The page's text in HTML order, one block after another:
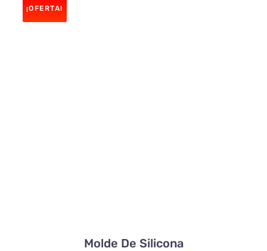
¡OFERTA!
Molde De Silicona